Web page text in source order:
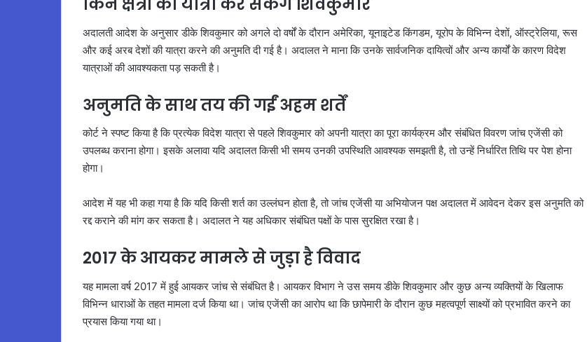
किन क्षेत्रों की यात्रा कर सकेंगे शिवकुमार
अदालती आदेश के अनुसार डीके शिवकुमार को अगले दो वर्षों के दौरान अमेरिका, यूनाइटेड किंगडम, यूरोप के विभिन्न देशों, ऑस्ट्रेलिया, रूस
और कई अरब देशों की यात्रा करने की अनुमति दी गई है। अदालत ने माना कि उनके सार्वजनिक दायित्वों और अन्य कार्यों के कारण विदेश
यात्राओं की आवश्यकता पड़ सकती है।
अनुमति के साथ तय की गईं अहम शर्तें
कोर्ट ने स्पष्ट किया है कि प्रत्येक विदेश यात्रा से पहले शिवकुमार को अपनी यात्रा का पूरा कार्यक्रम और संबंधित विवरण जांच एजेंसी को
उपलब्ध कराना होगा। इसके अलावा यदि अदालत किसी भी समय उनकी उपस्थिति आवश्यक समझती है, तो उन्हें निर्धारित तिथि पर पेश होना
होगा।
आदेश में यह भी कहा गया है कि यदि किसी शर्त का उल्लंघन होता है, तो जांच एजेंसी या अभियोजन पक्ष अदालत में आवेदन देकर इस अनुमति को
रद्द कराने की मांग कर सकता है। अदालत ने यह अधिकार संबंधित पक्षों के पास सुरक्षित रखा है।
2017 के आयकर मामले से जुड़ा है विवाद
यह मामला वर्ष 2017 में हुई आयकर जांच से संबंधित है। आयकर विभाग ने उस समय डीके शिवकुमार और कुछ अन्य व्यक्तियों के खिलाफ
विभिन्न धाराओं के तहत मामला दर्ज किया था। जांच एजेंसी का आरोप था कि छापेमारी के दौरान कुछ महत्वपूर्ण साक्ष्यों को प्रभावित करने का
प्रयास किया गया था।